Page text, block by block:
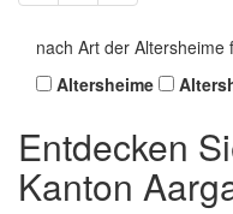
nach Art der Altersheime
Altersheime
Entdecken
Kanton